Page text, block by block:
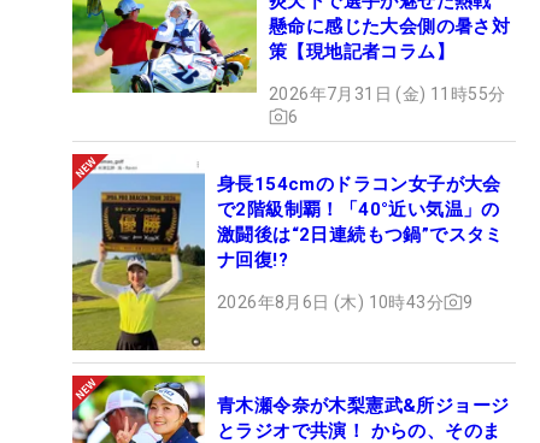
懸命に感じた大会側の暑さ対
策【現地記者コラム】
2026年7月31日 (金) 11時55分
6
身長154cmのドラコン女子が大会
で2階級制覇！「40°近い気温」の
激闘後は“2日連続もつ鍋”でスタミ
ナ回復!?
2026年8月6日 (木) 10時43分 9
青木瀬令奈が木梨憲武&所ジョージ
とラジオで共演！ からの、そのま